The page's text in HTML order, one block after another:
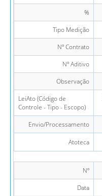
%
Tipo Medição
Nº Contrato
Nº Aditivo
Observação
LeiAto (Código de
Controle - Tipo - Escopo)
Envio/Processamento
Atoteca
Nº
Data